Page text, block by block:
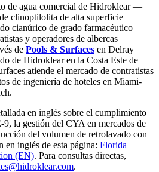
de agua comercial de Hidroklear —
clinoptilolita de alta superficie
cianúrico de grado farmacéutico —
y operadores de albercas
de Pools & Surfaces en Delray
de Hidroklear en la Costa Este de
atiende el mercado de contratistas
de ingeniería de hoteles en Miami-
en inglés sobre el cumplimiento
la gestión del CYA en mercados de
del volumen de retrolavado con
en inglés de esta página: Florida
(EN). Para consultas directas,
.